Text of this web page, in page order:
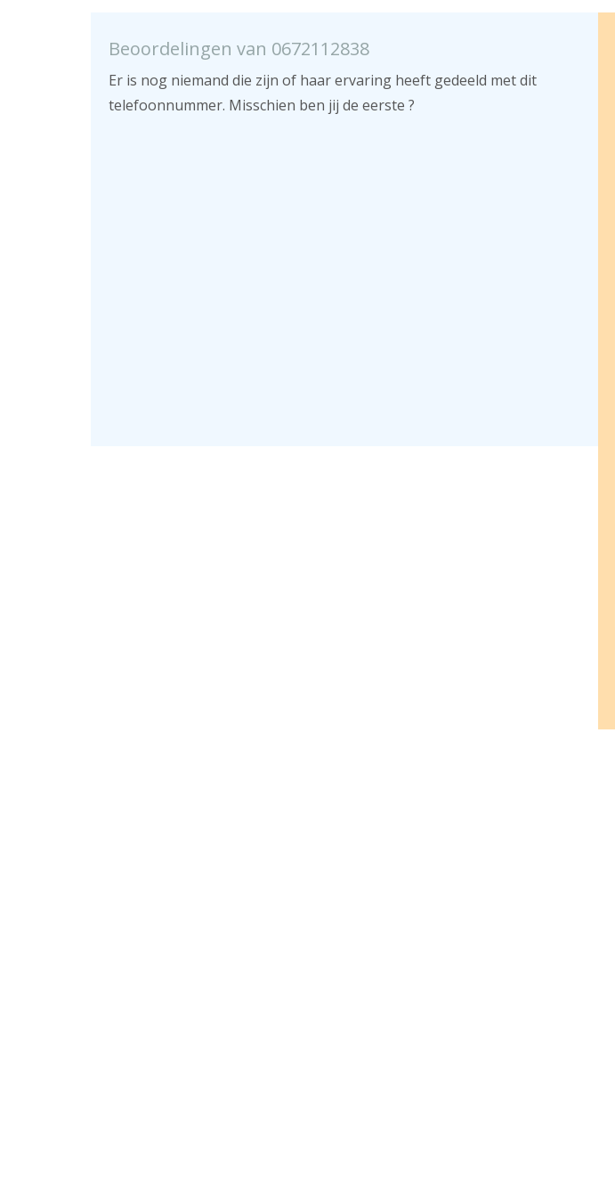
Beoordelingen van 0672112838
Er is nog niemand die zijn of haar ervaring heeft gedeeld met dit
telefoonnummer. Misschien ben jij de eerste ?